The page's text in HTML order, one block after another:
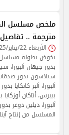
مترجمة ..
الأربعاء 22/يناير/2025 - 03:14 م
يخوض بطولة مسلسل
بدور جيهان ألبورا،
سيلاسون بدور صدقات
ألبورا، ألبر كانكايا
بيبرس، أتاكان
ألبورا، ديلين دوغر
المسلسل من إنتاج